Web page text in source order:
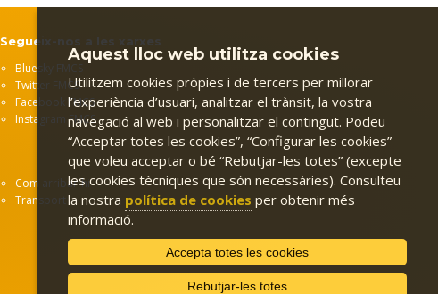
Segueix-nos a les xarxes
Bluesky FMCS
Twitter FMCS
Facebook FMCS
Instagram FMCS
Com arribar-hi
Transport
Aquest lloc web utilitza cookies
Utilitzem cookies pròpies i de tercers per millorar
l’experiència d’usuari, analitzar el trànsit, la vostra
navegació al web i personalitzar el contingut. Podeu
“Acceptar totes les cookies”, “Configurar les cookies”
que voleu acceptar o bé “Rebutjar-les totes” (excepte
les cookies tècniques que són necessàries). Consulteu
la nostra política de cookies per obtenir més
informació.
Accepta totes les cookies
Rebutjar-les totes